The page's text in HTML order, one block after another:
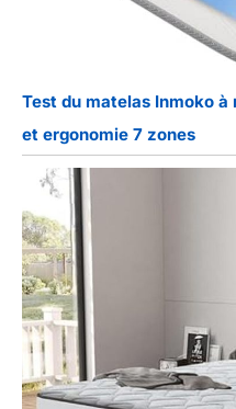
Test du matelas Inmoko
et ergonomie 7 zones